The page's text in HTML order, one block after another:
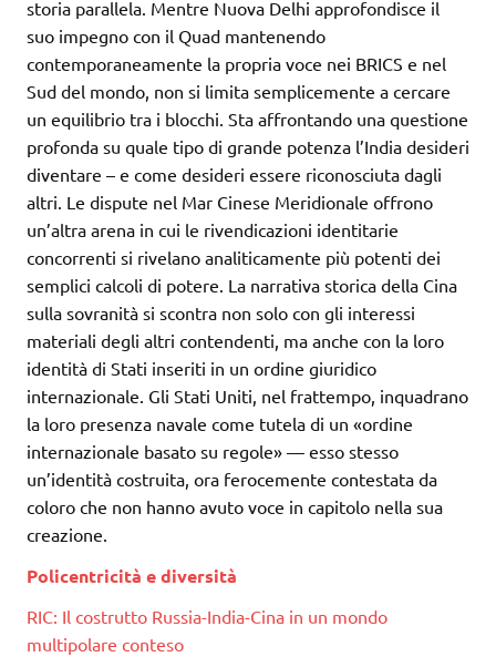
storia parallela. Mentre Nuova Delhi approfondisce il
suo impegno con il Quad mantenendo
contemporaneamente la propria voce nei BRICS e nel
Sud del mondo, non si limita semplicemente a cercare
un equilibrio tra i blocchi. Sta affrontando una questione
profonda su quale tipo di grande potenza l’India desideri
diventare – e come desideri essere riconosciuta dagli
altri. Le dispute nel Mar Cinese Meridionale offrono
un’altra arena in cui le rivendicazioni identitarie
concorrenti si rivelano analiticamente più potenti dei
semplici calcoli di potere. La narrativa storica della Cina
sulla sovranità si scontra non solo con gli interessi
materiali degli altri contendenti, ma anche con la loro
identità di Stati inseriti in un ordine giuridico
internazionale. Gli Stati Uniti, nel frattempo, inquadrano
la loro presenza navale come tutela di un «ordine
internazionale basato su regole» — esso stesso
un’identità costruita, ora ferocemente contestata da
coloro che non hanno avuto voce in capitolo nella sua
creazione.
Policentricità e diversità
RIC: Il costrutto Russia-India-Cina in un mondo
multipolare conteso